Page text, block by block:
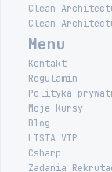
Clean
Clean
Menu
Kontakt
Regulamin
Polityka
Moje Kursy
Blog
LISTA VIP
Csharp
Zadania